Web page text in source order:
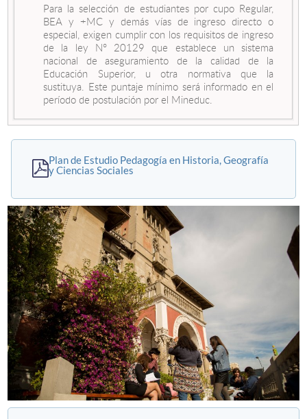
Para la selección de estudiantes por cupo Regular,
BEA y +MC y demás vías de ingreso directo o
especial, exigen cumplir con los requisitos de ingreso
de la ley N° 20129 que establece un sistema
nacional de aseguramiento de la calidad de la
Educación Superior, u otra normativa que la
sustituya. Este puntaje mínimo será informado en el
período de postulación por el Mineduc.
Plan de Estudio Pedagogía en Historia, Geografía
y Ciencias Sociales